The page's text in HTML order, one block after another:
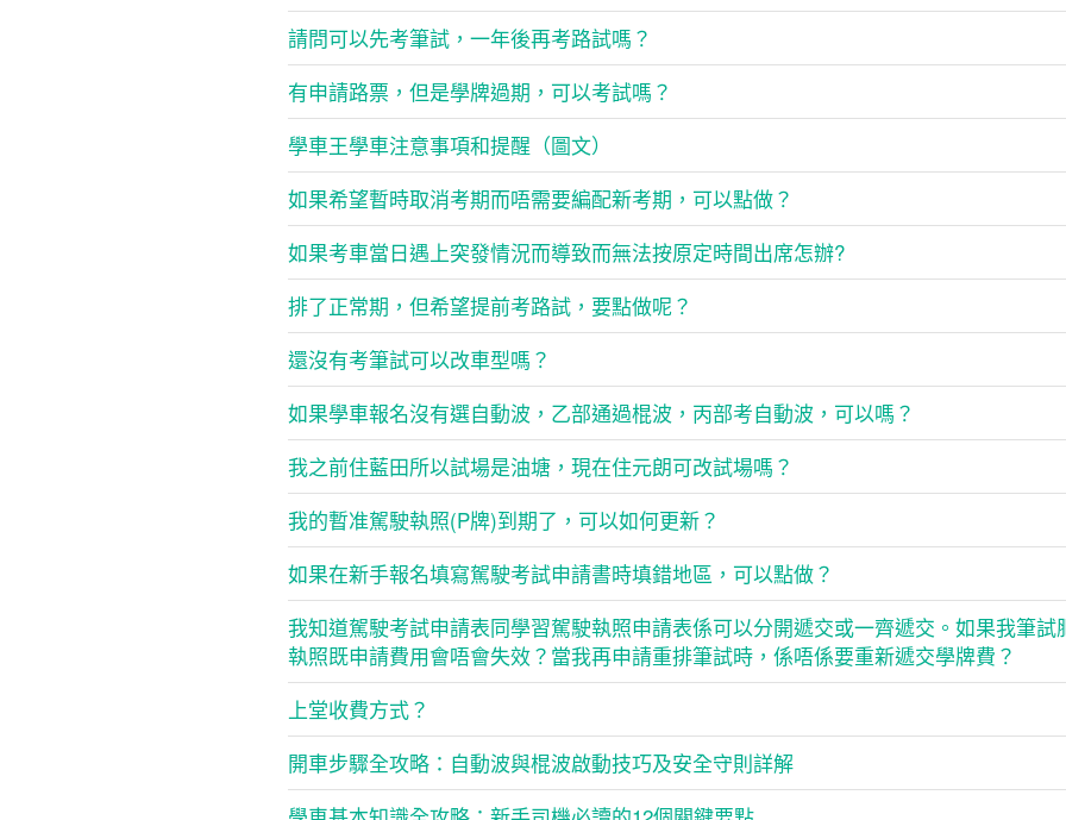
請問可以先考筆試，一年後再考路試嗎？
有申請路票，但是學牌過期，可以考試嗎？
學車王學車注意事項和提醒（圖文）
如果希望暫時取消考期而唔需要編配新考期，可以點做？
如果考車當日遇上突發情況而導致而無法按原定時間出席怎辦?
排了正常期，但希望提前考路試，要點做呢？
還沒有考筆試可以改車型嗎？
如果學車報名沒有選自動波，乙部通過棍波，丙部考自動波，可以嗎？
我之前住藍田所以試場是油塘，現在住元朗可改試場嗎？
我的暫准駕駛執照(P牌)到期了，可以如何更新？
如果在新手報名填寫駕駛考試申請書時填錯地區，可以點做？
我知道駕駛考試申請表同學習駕駛執照申請表係可以分開遞交或一齊遞交。如果我筆
執照既申請費用會唔會失效？當我再申請重排筆試時，係唔係要重新遞交學牌費？
上堂收費方式？
開車步驟全攻略：自動波與棍波啟動技巧及安全守則詳解